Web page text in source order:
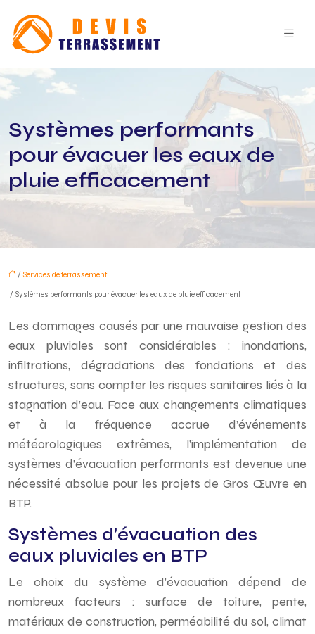
Systèmes performants
pour évacuer les eaux de
pluie efficacement
/ Services de terrassement
/ Systèmes performants pour évacuer les eaux de pluie efficacement
Les dommages causés par une mauvaise gestion des
eaux pluviales sont considérables : inondations,
infiltrations, dégradations des fondations et des
structures, sans compter les risques sanitaires liés à la
stagnation d’eau. Face aux changements climatiques
et à la fréquence accrue d’événements
météorologiques extrêmes, l’implémentation de
systèmes d’évacuation performants est devenue une
nécessité absolue pour les projets de Gros Œuvre en
BTP.
Systèmes d’évacuation des
eaux pluviales en BTP
Le choix du système d’évacuation dépend de
nombreux facteurs : surface de toiture, pente,
matériaux de construction, perméabilité du sol, climat